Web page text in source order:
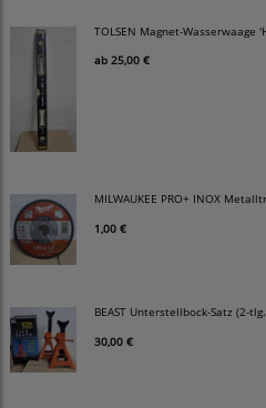
TOLSEN Magnet-Wasserwaage
ab 25,00 €
MILWAUKEE PRO+ INOX
1,00 €
BEAST Unterstellbock-Satz (2-
30,00 €